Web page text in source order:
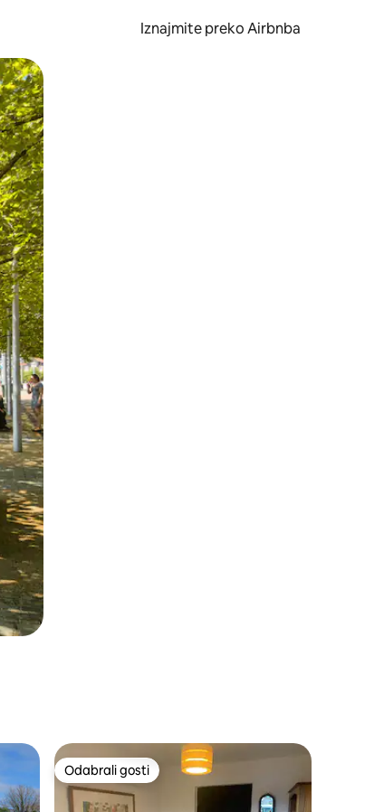
Iznajmite preko Airbnba
prstom po zaslonu.
Odabrali gosti
Odabrali gosti